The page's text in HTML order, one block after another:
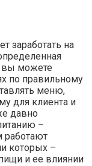
заработать на
вы можете
по правильному
меню,
для клиента и
давно
–
работают
которых –
и ее влиянии